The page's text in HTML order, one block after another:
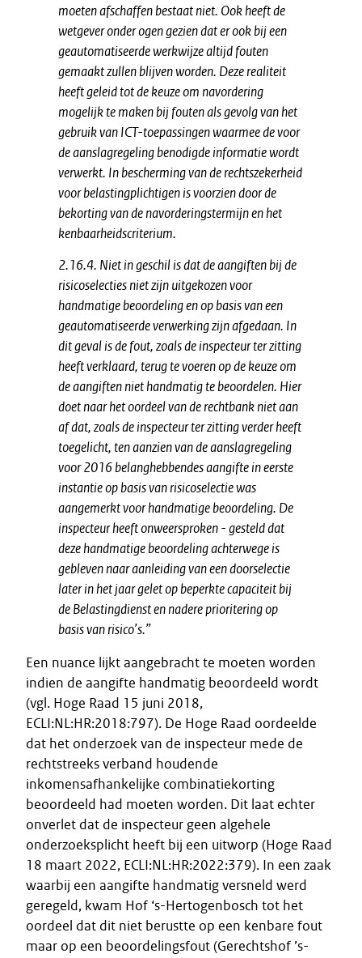
moeten afschaffen bestaat niet. Ook heeft de
wetgever onder ogen gezien dat er ook bij een
geautomatiseerde werkwijze altijd fouten
gemaakt zullen blijven worden. Deze realiteit
heeft geleid tot de keuze om navordering
mogelijk te maken bij fouten als gevolg van het
gebruik van ICT-toepassingen waarmee de voor
de aanslagregeling benodigde informatie wordt
verwerkt. In bescherming van de rechtszekerheid
voor belastingplichtigen is voorzien door de
bekorting van de navorderingstermijn en het
kenbaarheidscriterium.
2.16.4. Niet in geschil is dat de aangiften bij de
risicoselecties niet zijn uitgekozen voor
handmatige beoordeling en op basis van een
geautomatiseerde verwerking zijn afgedaan. In
dit geval is de fout, zoals de inspecteur ter zitting
heeft verklaard, terug te voeren op de keuze om
de aangiften niet handmatig te beoordelen. Hier
doet naar het oordeel van de rechtbank niet aan
af dat, zoals de inspecteur ter zitting verder heeft
toegelicht, ten aanzien van de aanslagregeling
voor 2016 belanghebbendes aangifte in eerste
instantie op basis van risicoselectie was
aangemerkt voor handmatige beoordeling. De
inspecteur heeft onweersproken - gesteld dat
deze handmatige beoordeling achterwege is
gebleven naar aanleiding van een doorselectie
later in het jaar gelet op beperkte capaciteit bij
de Belastingdienst en nadere prioritering op
basis van risico’s.”
Een nuance lijkt aangebracht te moeten worden
indien de aangifte handmatig beoordeeld wordt
(vgl. Hoge Raad 15 juni 2018,
ECLI:NL:HR:2018:797). De Hoge Raad oordeelde
dat het onderzoek van de inspecteur mede de
rechtstreeks verband houdende
inkomensafhankelijke combinatiekorting
beoordeeld had moeten worden. Dit laat echter
onverlet dat de inspecteur geen algehele
onderzoeksplicht heeft bij een uitworp (Hoge Raad
18 maart 2022, ECLI:NL:HR:2022:379). In een zaak
waarbij een aangifte handmatig versneld werd
geregeld, kwam Hof ‘s-Hertogenbosch tot het
oordeel dat dit niet berustte op een kenbare fout
maar op een beoordelingsfout (Gerechtshof ’s-